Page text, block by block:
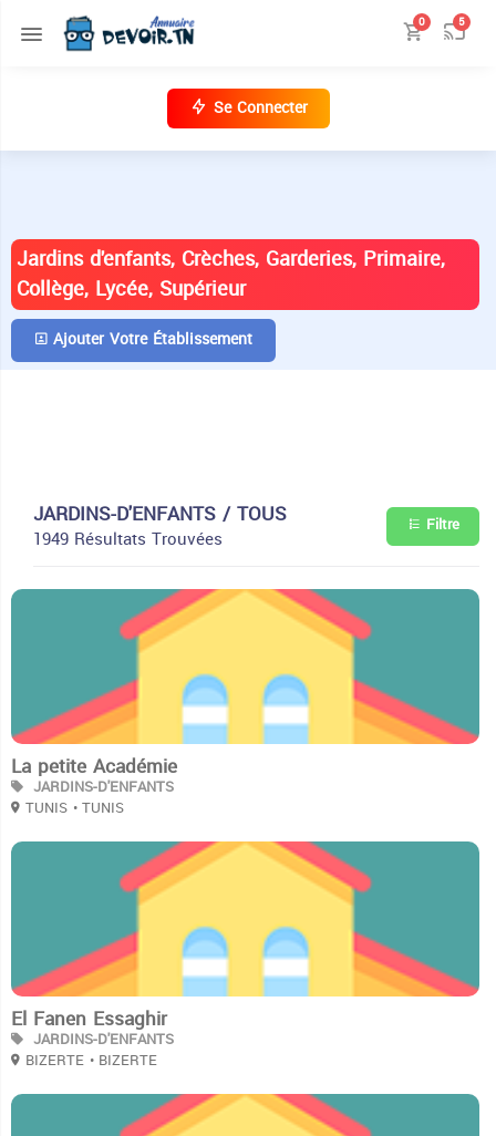
0 5
Se Connecter
Jardins d'enfants, Crèches, Garderies, Primaire,
Collège, Lycée, Supérieur
Ajouter Votre Établissement
JARDINS-D'ENFANTS / TOUS
1949 Résultats Trouvées Filtre
La petite Académie
JARDINS-D'ENFANTS
TUNIS • TUNIS
El Fanen Essaghir
JARDINS-D'ENFANTS
BIZERTE • BIZERTE